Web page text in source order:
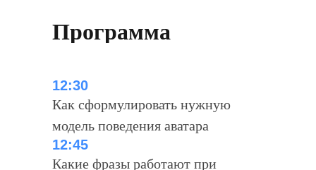
Программа
12:30
Как сформулировать нужную
модель поведения аватара
12:45
Какие фразы работают при